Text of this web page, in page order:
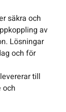
säkra och
av
Lösningar
och för
till
och